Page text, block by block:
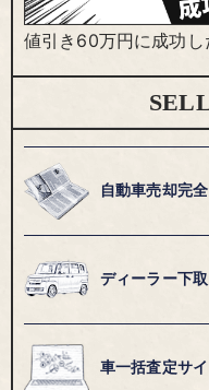
値引き60万円に成功
自動車売却完
ディーラー下
車一括査定サイ